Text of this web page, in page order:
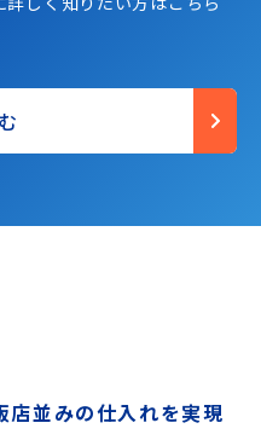
並みの仕入れを実現